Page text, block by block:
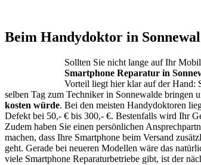
Beim Handydoktor in
Sollten Sie nicht lange auf Ihr
Smartphone Reparatur in
Vorteil liegt hier klar auf der Hand:
selben Tag zum Techniker in Sonnewalde bringen
kosten würde. Bei den meisten Handydoktoren
Defekt bei 50,- € bis 300,- €. Bestenfalls wird Ihr
Zudem haben Sie einen persönlichen
machen, dass Ihre Smartphone beim Versand
geht. Gerade bei neueren Modellen wäre das
viele Smartphone Reparaturbetriebe gibt, ist der